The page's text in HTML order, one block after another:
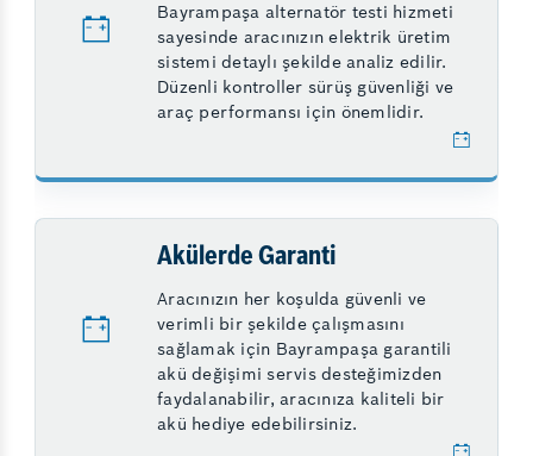
Bayrampaşa alternatör testi hizmeti
sayesinde aracınızın elektrik üretim
sistemi detaylı şekilde analiz edilir.
Düzenli kontroller sürüş güvenliği ve
araç performansı için önemlidir.
Akülerde Garanti
Aracınızın her koşulda güvenli ve
verimli bir şekilde çalışmasını
sağlamak için Bayrampaşa garantili
akü değişimi servis desteğimizden
faydalanabilir, aracınıza kaliteli bir
akü hediye edebilirsiniz.